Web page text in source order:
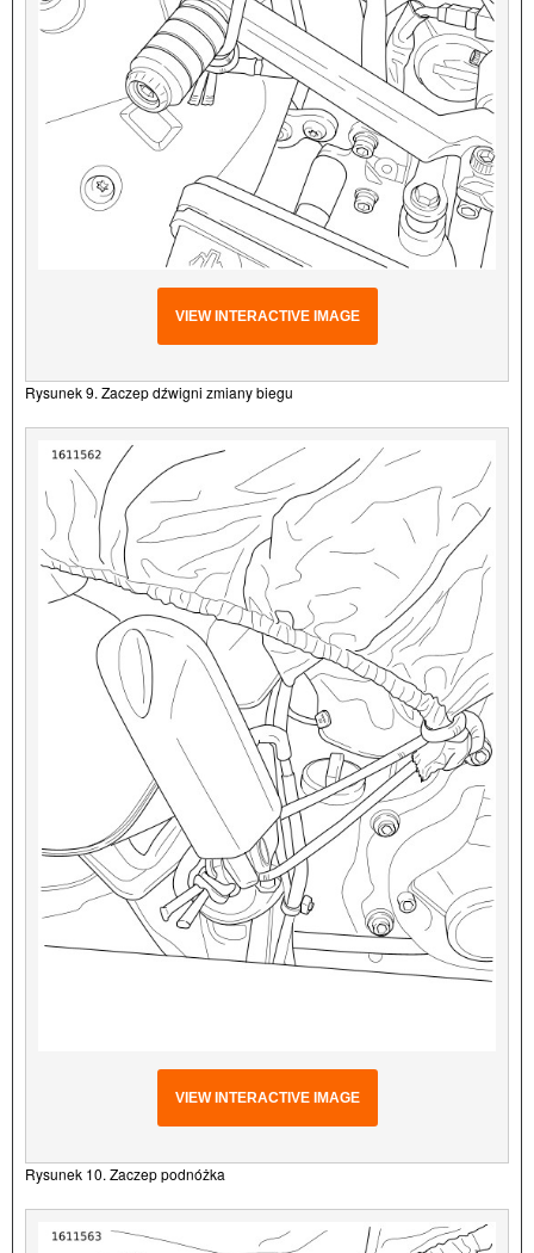
VIEW INTERACTIVE IMAGE
Rysunek 9. Zaczep dźwigni zmiany biegu
VIEW INTERACTIVE IMAGE
Rysunek 10. Zaczep podnóżka